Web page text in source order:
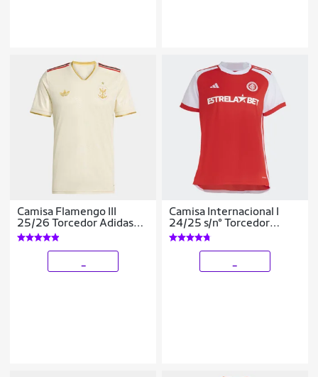
Camisa Flamengo III
25/26 Torcedor Adidas
Masculina
Camisa Internacional I
24/25 s/n° Torcedor
Adidas Feminina